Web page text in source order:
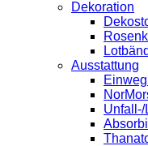
Dekoration
Ausstattung